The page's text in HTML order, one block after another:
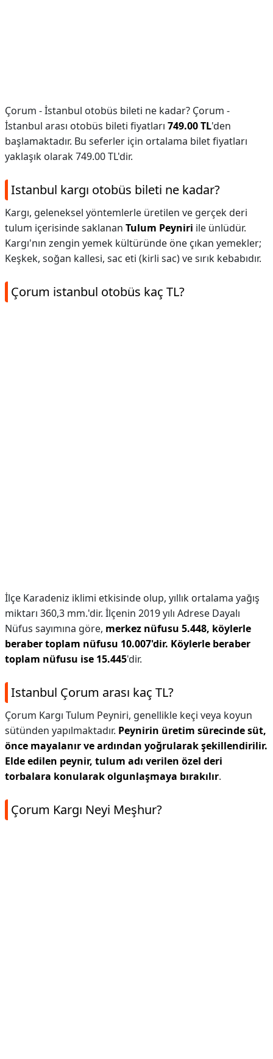
Çorum - İstanbul otobüs bileti ne kadar? Çorum -
İstanbul arası otobüs bileti fiyatları 749.00 TL'den
başlamaktadır. Bu seferler için ortalama bilet fiyatları
yaklaşık olarak 749.00 TL'dir.
Istanbul kargı otobüs bileti ne kadar?
Kargı, geleneksel yöntemlerle üretilen ve gerçek deri
tulum içerisinde saklanan Tulum Peyniri ile ünlüdür.
Kargı'nın zengin yemek kültüründe öne çıkan yemekler;
Keşkek, soğan kallesi, sac eti (kirli sac) ve sırık kebabıdır.
Çorum istanbul otobüs kaç TL?
İlçe Karadeniz iklimi etkisinde olup, yıllık ortalama yağış
miktarı 360,3 mm.'dir. İlçenin 2019 yılı Adrese Dayalı
Nüfus sayımına göre, merkez nüfusu 5.448, köylerle
beraber toplam nüfusu 10.007'dir. Köylerle beraber
toplam nüfusu ise 15.445'dir.
Istanbul Çorum arası kaç TL?
Çorum Kargı Tulum Peyniri, genellikle keçi veya koyun
sütünden yapılmaktadır. Peynirin üretim sürecinde süt,
önce mayalanır ve ardından yoğrularak şekillendirilir.
Elde edilen peynir, tulum adı verilen özel deri
torbalara konularak olgunlaşmaya bırakılır.
Çorum Kargı Neyi Meşhur?